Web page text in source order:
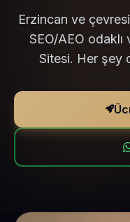
Erzincan ve
SEO/AEO odaklı
Sitesi. Her şey